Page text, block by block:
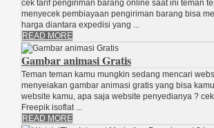
cek tarif pengiriman barang online saat ini teman
menyecek pembiayaan pengiriman barang bisa
harga diantara expedisi yang ...
READ MORE
Gambar animasi Gratis
Teman teman kamu mungkin sedang mencari
menyeiakan gambar animasi gratis yang bisa
website kamu, apa saja website penyedianya ?
Freepik isoflat ...
READ MORE